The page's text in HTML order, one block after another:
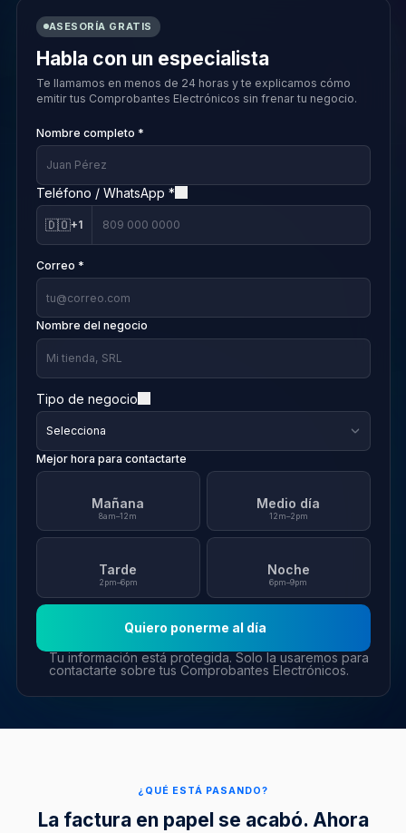
ASESORÍA GRATIS
Habla con un especialista
Te llamamos en menos de 24 horas y te explicamos cómo
emitir tus Comprobantes Electrónicos sin frenar tu negocio.
Nombre completo *
Teléfono / WhatsApp *
🇩🇴+1
Correo *
Nombre del negocio
Tipo de negocio
Mejor hora para contactarte
Mañana
8am–12m
Medio día
12m–2pm
Tarde
2pm–6pm
Noche
6pm–9pm
Quiero ponerme al día
Tu información está protegida. Solo la usaremos para
contactarte sobre tus Comprobantes Electrónicos.
¿QUÉ ESTÁ PASANDO?
La factura en papel se acabó. Ahora